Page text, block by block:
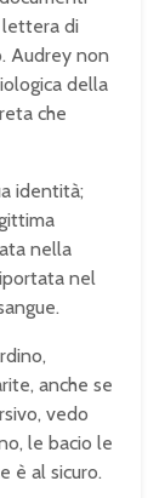
di
Audrey non
della
che
identità;
nella
nel
anche se
vedo
le bacio le
è al sicuro.